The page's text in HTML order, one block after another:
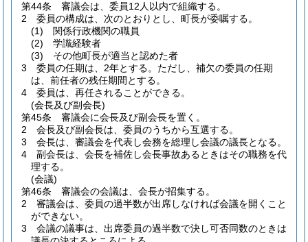
第44条
審議会は、委員12人以内で組織する。
2
委員の構成は、次のとおりとし、町長が委嘱する。
(1)
関係行政機関の職員
(2)
学識経験者
(3)
その他町長が適当と認めた者
3
委員の任期は、2年とする。 ただし、補欠の委員の任期
は、前任者の残任期間とする。
4
委員は、再任されることができる。
(会長及び副会長)
第45条
審議会に会長及び副会長を置く。
2
会長及び副会長は、委員のうちから互選する。
3
会長は、審議会を代表し会務を総理し会議の議長となる。
4
副会長は、会長を補佐し会長事故あるときはその職務を代
理する。
(会議)
第46条
審議会の会議は、会長が招集する。
2
審議会は、委員の過半数が出席しなければ会議を開くこと
ができない。
3
会議の議事は、出席委員の過半数で決し可否同数のときは